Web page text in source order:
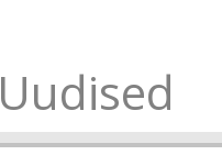
Uudised